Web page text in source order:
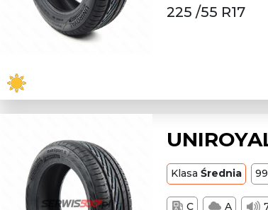
225 /55 R17
Klasa Średnia 99
C A